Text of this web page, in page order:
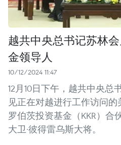
越共中央总书记苏林
金领导人
10/12/2024 11:47
12月10日下午，越共中央总
见正在对越进行工作访问的
罗伯茨投资基金（KKR）合
大卫·彼得雷乌斯大将。